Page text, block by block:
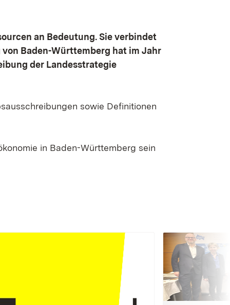
an Bedeutung. Sie verbindet
Baden-Württemberg hat im Jahr
der Landesstrategie
sowie Definitionen
in Baden-Württemberg sein